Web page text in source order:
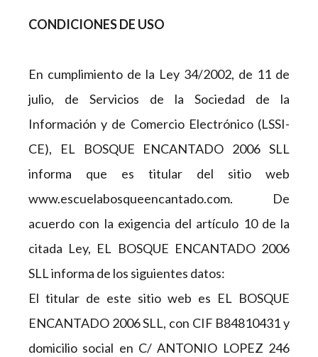
CONDICIONES DE USO
En cumplimiento de la Ley 34/2002, de 11 de
julio, de Servicios de la Sociedad de la
Información y de Comercio Electrónico (LSSI-
CE), EL BOSQUE ENCANTADO 2006 SLL
informa que es titular del sitio web
www.escuelabosqueencantado.com. De
acuerdo con la exigencia del artículo 10 de la
citada Ley, EL BOSQUE ENCANTADO 2006
SLL informa de los siguientes datos:
El titular de este sitio web es EL BOSQUE
ENCANTADO 2006 SLL, con CIF B84810431 y
domicilio social en C/ ANTONIO LOPEZ 246